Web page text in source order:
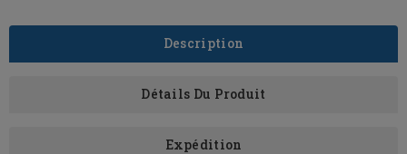
Description
Détails Du Produit
Expédition